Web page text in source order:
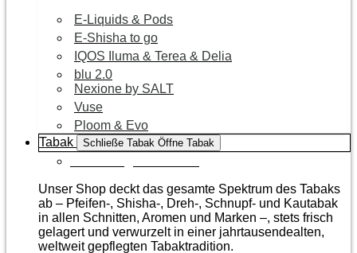
E-Liquids & Pods
E-Shisha to go
IQOS Iluma & Terea & Delia
blu 2.0
Nexione by SALT
Vuse
Ploom & Evo
Tabak
Schließe Tabak Öffne Tabak
Unser Shop deckt das gesamte Spektrum des Tabaks
ab – Pfeifen-, Shisha-, Dreh-, Schnupf- und Kautabak
in allen Schnitten, Aromen und Marken –, stets frisch
gelagert und verwurzelt in einer jahrtausendealten,
weltweit gepflegten Tabaktradition.